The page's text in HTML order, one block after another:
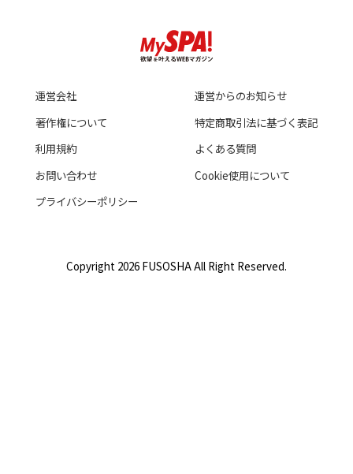
運営会社
運営からのお知らせ
著作権について
特定商取引法に基づく表記
利用規約
よくある質問
お問い合わせ
Cookie使用について
プライバシーポリシー
Copyright 2026 FUSOSHA All Right Reserved.